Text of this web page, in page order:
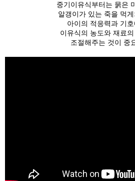
중기이유식부터는 묽은
알갱이가 있는 죽을 먹
아이의 적응력과 기
이유식의 농도와 재료
조절해주는 것이 중